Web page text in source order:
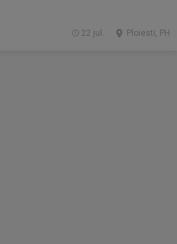
Ploiesti, PH
22 jul.